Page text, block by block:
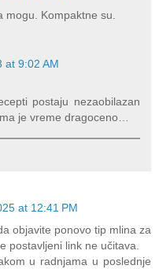
mogu. Kompaktne su.
at 9:02 AM
postaju nezaobilazan
je vreme dragoceno…
at 12:41 PM
objavite ponovo tip mlina za
postavljeni link ne učitava.
u radnjama u poslednje